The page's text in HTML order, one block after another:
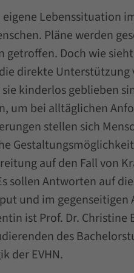
eigene Lebenssituation
Pläne werden
getroffen. Doch wie
direkte
kinderlos geblieben
um bei alltäglichen
stellen sich
auf den Fall von
sollen Antworten auf
und im gegenseitigen
ist Prof. Dr. Christine
des
der EVHN.